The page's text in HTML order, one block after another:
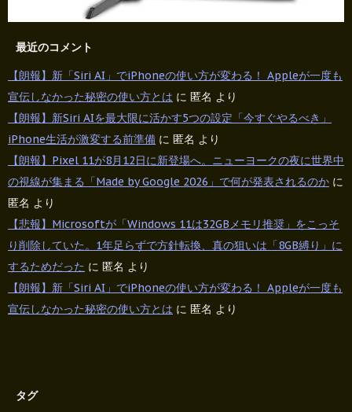
最近のコメント
【朗報】新「Siri AI」でiPhoneの使い方が変わる！ Appleが一度も
宣伝しなかった秘密の使い方とは に 匿名 より
【朗報】新Siri AIを最大限に活かす5つの設定「今すぐやるべき」
iPhone生活が激変する前準備 に 匿名 より
【朗報】Pixel 11が8月12日に新登場へ。ニューヨークの夜に世界中
の視線が集まる「Made by Google 2026」で何が発表されるのか に
匿名 より
【悲報】Microsoftが「Windows 11は32GBメモリ推奨」をこっそ
り削除していた。1年足らずで方針転換、真の狙いは「8GB縛り」に
するためだった に 匿名 より
【朗報】新「Siri AI」でiPhoneの使い方が変わる！ Appleが一度も
宣伝しなかった秘密の使い方とは に 匿名 より
タグ